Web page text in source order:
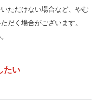
ただけない場合など、やむ
だく場合がございます。
たい